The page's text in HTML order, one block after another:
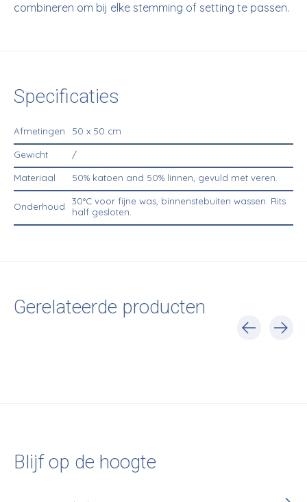
combineren om bij elke stemming of setting te passen.
Specificaties
Afmetingen 50 x 50 cm
Gewicht /
Materiaal 50% katoen and 50% linnen, gevuld met veren.
Onderhoud
30°C voor fijne was, binnenstebuiten wassen. Rits
half gesloten.
Gerelateerde producten
Blijf op de hoogte